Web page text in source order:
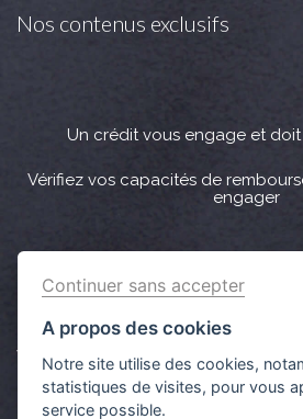
Nos contenus exclusifs
Un crédit vous engage et
Vérifiez vos capacités de
engager
Crédit immobilier : Vous bénéficiez
réflexion de 10 jours. Lorsque la
l'obtention d’un prêt et si celui-ci
vendeur doit rembourser les
l'acquéreur.
Continuer sans accepter
A propos des cookies
Notre site utilise des cookies,
statistiques de visites, pour vous
service possible.